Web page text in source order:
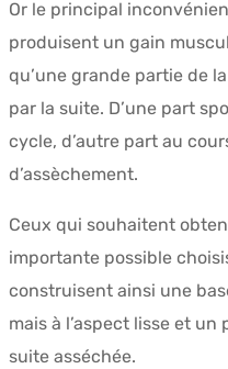
Or le principal
produisent un gain
qu’une grande partie de
par la suite. D’une part
cycle, d’autre part au
d’assèchement.
Ceux qui souhaitent
importante possible
construisent ainsi une
mais à l’aspect lisse et
suite asséchée.